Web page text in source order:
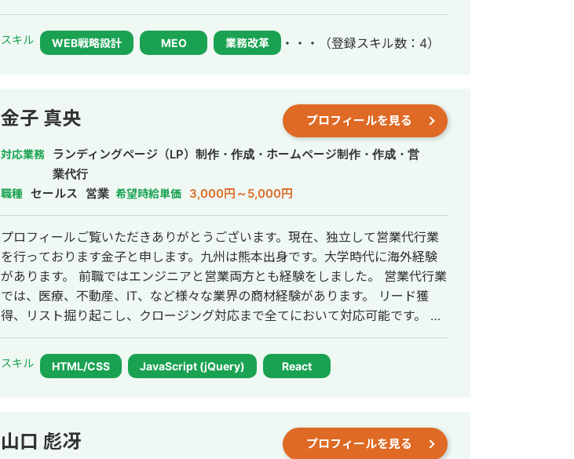
スキル WEB戦略設計 MEO 業務改革 ・・・ （登録スキル数：4）
金子 真央 プロフィールを見る
対応業務
ランディングページ（LP）制作・作成・ホームページ制作・作成・営
業代行
職種 セールス 営業 希望時給単価 3,000円～5,000円
プロフィールご覧いただきありがとうございます。現在、独立して営業代行業
を行っております金子と申します。九州は熊本出身です。大学時代に海外経験
があります。 前職ではエンジニアと営業両方とも経験をしました。 営業代行業
では、医療、不動産、IT、など様々な業界の商材経験があります。 リード獲
得、リスト掘り起こし、クロージング対応まで全てにおいて対応可能です。 オ
フラインの対応も地域によっては可能で、展示会の運営などの代行も引き受け
ております。 よろしくお願いいたします。
スキル HTML/CSS JavaScript (jQuery) React
山口 彪冴 プロフィールを見る